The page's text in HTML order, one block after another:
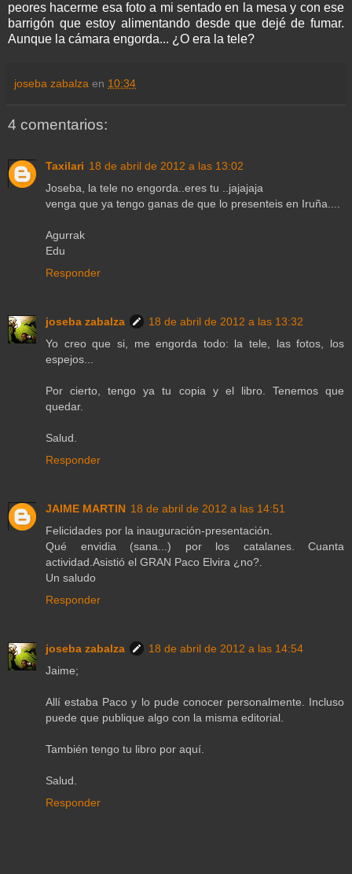
peores hacerme esa foto a mi sentado en la mesa y con ese
barrigón que estoy alimentando desde que dejé de fumar.
Aunque la cámara engorda... ¿O era la tele?
joseba zabalza en 10:34
4 comentarios:
Taxilari 18 de abril de 2012 a las 13:02
Joseba, la tele no engorda..eres tu ..jajajaja
venga que ya tengo ganas de que lo presenteis en Iruña....
Agurrak
Edu
Responder
joseba zabalza
18 de abril de 2012 a las 13:32
Yo creo que si, me engorda todo: la tele, las fotos, los
espejos...
Por cierto, tengo ya tu copia y el libro. Tenemos que
quedar.
Salud.
Responder
JAIME MARTIN 18 de abril de 2012 a las 14:51
Felicidades por la inauguración-presentación.
Qué envidia (sana...) por los catalanes. Cuanta
actividad.Asistió el GRAN Paco Elvira ¿no?.
Un saludo
Responder
joseba zabalza
18 de abril de 2012 a las 14:54
Jaime;
Allí estaba Paco y lo pude conocer personalmente. Incluso
puede que publique algo con la misma editorial.
También tengo tu libro por aquí.
Salud.
Responder